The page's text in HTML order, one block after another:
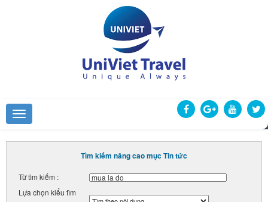
Tìm kiếm nâng cao mục Tin tức
Từ tìm kiếm :
Lựa chọn kiểu tìm